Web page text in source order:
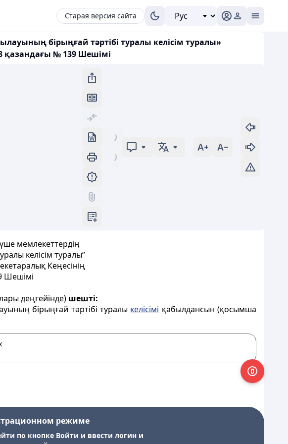
Старая версия сайта
бірыңғай тәртібі туралы келісім туралы»
қазандағы № 139 Шешімі
мемлекеттердiң
келісім туралы”
Кeңecінің
Шешімі
деңгейiнде) шештi:
бiрыңғай тәртібі туралы келісімi қабылдансын (қосымша
режиме
по кнопке Войти и ввести логин и